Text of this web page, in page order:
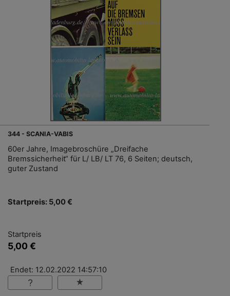
344 - SCANIA-VABIS
60er Jahre, Imagebroschüre „Dreifache
Bremssicherheit“ für L/ LB/ LT 76, 6 Seiten; deutsch,
guter Zustand
Startpreis: 5,00 €
Startpreis
5,00 €
Endet: 12.02.2022 14:57:10